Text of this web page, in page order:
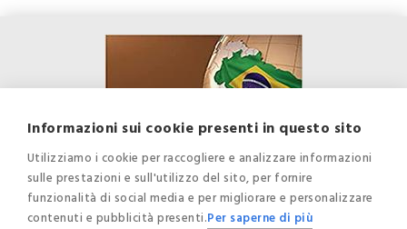
Informazioni sui cookie presenti in questo sito
Utilizziamo i cookie per raccogliere e analizzare informazioni
sulle prestazioni e sull'utilizzo del sito, per fornire
funzionalità di social media e per migliorare e personalizzare
contenuti e pubblicità presenti.Per saperne di più